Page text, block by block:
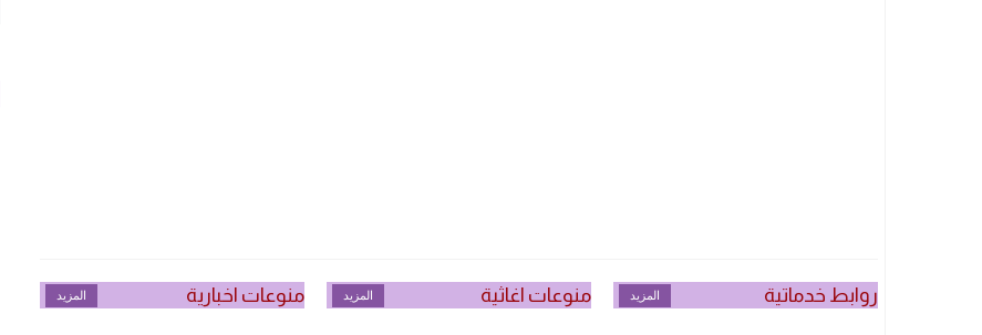
روابط خدماتية المزيد منوعات اغاثية المزيد منوعات اخبارية المزيد